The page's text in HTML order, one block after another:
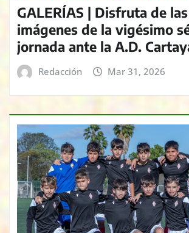
GALERÍAS | Disfruta de
imágenes de la vigésimo
jornada ante la A.D.
Redacción Mar 31, 2026